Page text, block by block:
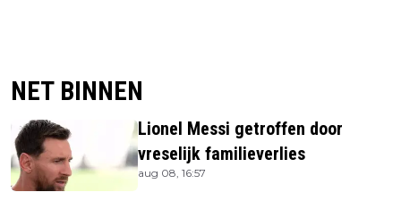
NET BINNEN
Lionel Messi getroffen door
vreselijk familieverlies
aug 08, 16:57